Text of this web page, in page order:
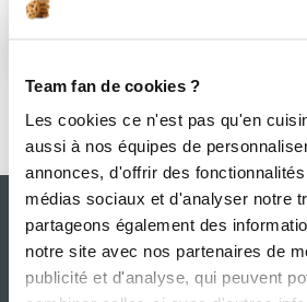
Team fan de cookies ?
Les cookies ce n'est pas qu'en
aussi à nos équipes de
annonces, d'offrir des
médias sociaux et d'analyser notre
partageons également des
notre site avec nos partenaires de
publicité et d'analyse, qui peuvent